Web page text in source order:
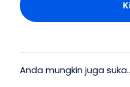
Anda mungkin juga